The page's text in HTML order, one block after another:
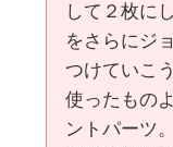
して２枚に
をさらにジ
つけていこ
使ったもの
ントパーツ